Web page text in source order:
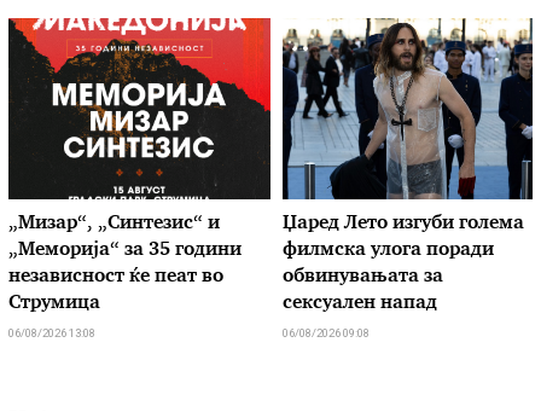
„Мизар“, „Синтезис“ и
„Меморија“ за 35 години
независност ќе пеат во
Струмица
06/08/2026 13:08
Џаред Лето изгуби голема
филмска улога поради
обвинувањата за
сексуален напад
06/08/2026 09:08